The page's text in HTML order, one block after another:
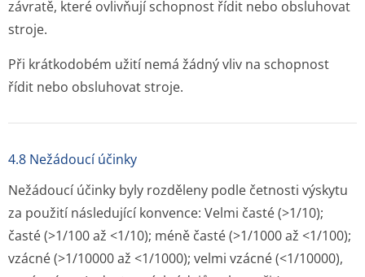
závratě, které ovlivňují schopnost řídit nebo obsluhovat
stroje.
Při krátkodobém užití nemá žádný vliv na schopnost
řídit nebo obsluhovat stroje.
4.8 Nežádoucí účinky
Nežádoucí účinky byly rozděleny podle četnosti výskytu
za použití následující konvence: Velmi časté (>1/10);
časté (>1/100 až <1/10); méně časté (>1/1000 až <1/100);
vzácné (>1/10000 až <1/1000); velmi vzácné (<1/10000),